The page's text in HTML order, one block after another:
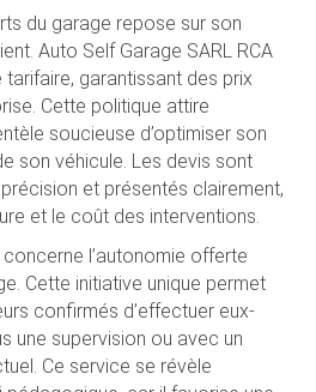
du garage repose sur son
Auto Self Garage SARL RCA
garantissant des prix
Cette politique attire
soucieuse d’optimiser son
son véhicule. Les devis sont
et présentés clairement,
et le coût des interventions.
concerne l’autonomie offerte
Cette initiative unique permet
confirmés d’effectuer eux-
une supervision ou avec un
Ce service se révèle